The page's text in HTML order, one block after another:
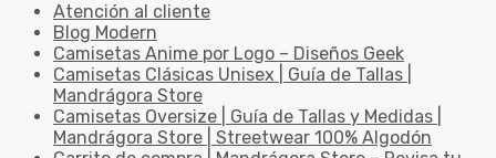
Atención al cliente
Blog Modern
Camisetas Anime por Logo – Diseños Geek
Camisetas Clásicas Unisex | Guía de Tallas |
Mandrágora Store
Camisetas Oversize | Guía de Tallas y Medidas |
Mandrágora Store | Streetwear 100% Algodón